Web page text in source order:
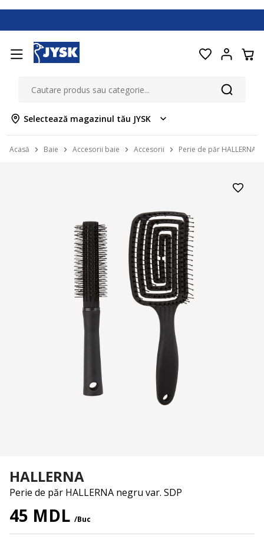
Selectează magazinul tău JYSK
Acasă Baie Accesorii baie Accesorii Perie de păr HALLERNA
HALLERNA
Perie de păr HALLERNA negru var. SDP
45 MDL /Buc